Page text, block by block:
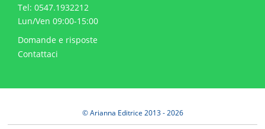
Tel: 0547.1932212
Lun/Ven 09:00-15:00
Domande e risposte
Contattaci
© Arianna Editrice 2013 - 2026